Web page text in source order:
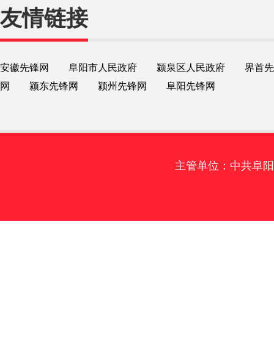
友情链接
安徽先锋网 阜阳市人民政府 颍泉区人民政府
界首
网
颍东先锋网 颍州先锋网 阜阳先锋网
主管单位：中共阜